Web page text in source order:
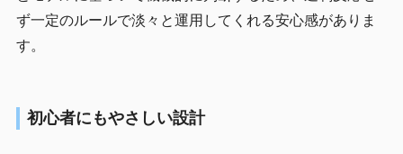
ず一定のルールで淡々と運用してくれる安心感がありま
す。
初心者にもやさしい設計